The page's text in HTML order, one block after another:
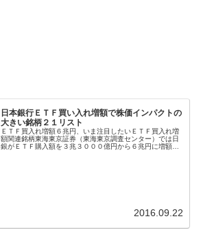
日本銀行ＥＴＦ買い入れ増額で株価インパクトの
大きい銘柄２１リスト
ＥＴＦ買入れ増額６兆円、いま注目したいＥＴＦ買入れ増
額関連銘柄東海東京証券（東海東京調査センター）では日
銀がＥＴＦ購入額を３兆３０００億円から６兆円に増額し
2016.09.22